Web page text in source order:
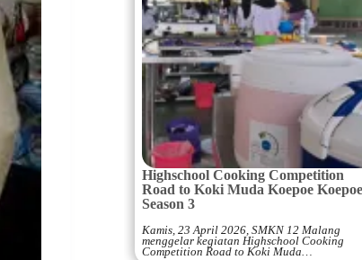
Highschool Cooking Competition
Road to Koki Muda Koepoe Koepoe
Season 3
Kamis, 23 April 2026, SMKN 12 Malang
menggelar kegiatan Highschool Cooking
Competition Road to Koki Muda…